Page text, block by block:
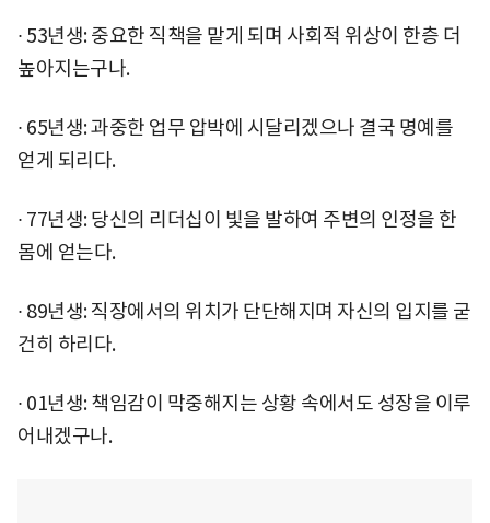
∙ 53년생: 중요한 직책을 맡게 되며 사회적 위상이 한층 더
높아지는구나.
∙ 65년생: 과중한 업무 압박에 시달리겠으나 결국 명예를
얻게 되리다.
∙ 77년생: 당신의 리더십이 빛을 발하여 주변의 인정을 한
몸에 얻는다.
∙ 89년생: 직장에서의 위치가 단단해지며 자신의 입지를 굳
건히 하리다.
∙ 01년생: 책임감이 막중해지는 상황 속에서도 성장을 이루
어내겠구나.